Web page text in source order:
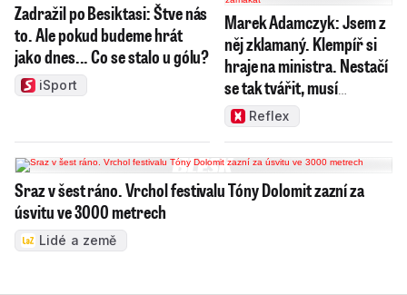
Zadražil po Besiktasi: Štve nás
to. Ale pokud budeme hrát
jako dnes... Co se stalo u gólu?
iSport
Marek Adamczyk: Jsem z
něj zklamaný. Klempíř si
hraje na ministra. Nestačí
se tak tvářit, musí
zamakat
Reflex
Sraz v šest ráno. Vrchol festivalu Tóny Dolomit zazní za
úsvitu ve 3000 metrech
Lidé a země